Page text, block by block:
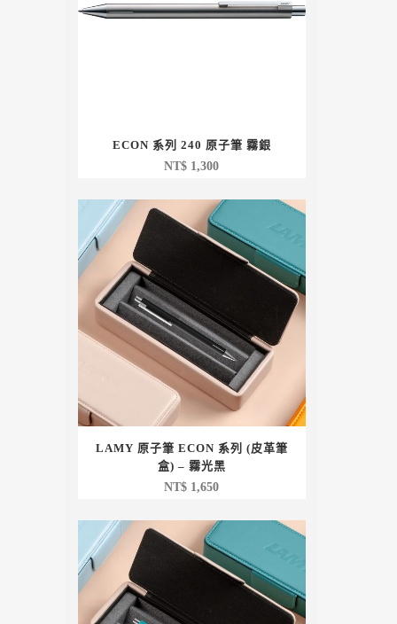
ECON 系列 240 原子筆 霧銀
NT$ 1,300
LAMY 原子筆 ECON 系列 (皮革筆
盒) – 霧光黑
NT$ 1,650